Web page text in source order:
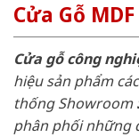
Cửa Gỗ
Cửa gỗ công
hiệu sản phẩm
thống Showroom
phân phối những